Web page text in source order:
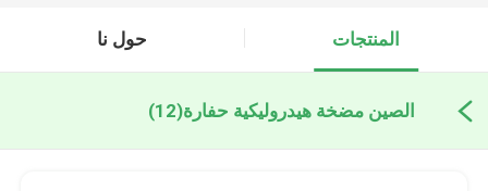
المنتجات حول نا
الصين مضخة هيدروليكية حفارة(12)